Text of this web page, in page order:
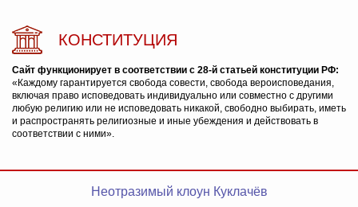
КОНСТИТУЦИЯ
Сайт функционирует в соответствии с 28-й статьей конституции РФ:
«Каждому гарантируется свобода совести, свобода вероисповедания,
включая право исповедовать индивидуально или совместно с другими
любую религию или не исповедовать никакой, свободно выбирать, иметь
и распространять религиозные и иные убеждения и действовать в
соответствии с ними».
Неотразимый клоун Куклачёв